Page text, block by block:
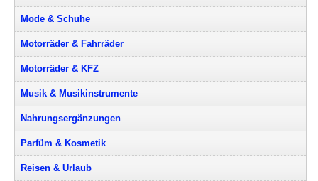
Mode & Schuhe
Motorräder & Fahrräder
Motorräder & KFZ
Musik & Musikinstrumente
Nahrungsergänzungen
Parfüm & Kosmetik
Reisen & Urlaub